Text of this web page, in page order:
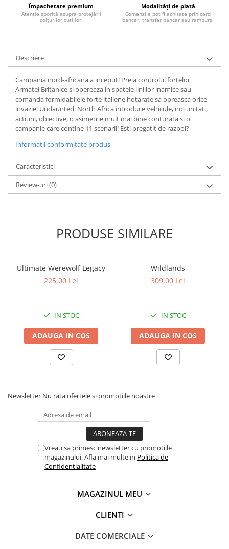
Împachetare premium
Atenție sporită asupra protejării
colțurilor cutiilor.
Modalități de plată
Comenzile pot fi achitate prin card
bancar, transfer bancar sau ramburs.
Descriere
Campania nord-africana a inceput! Preia controlul fortelor
Armatei Britanice si opereaza in spatele liniilor inamice sau
comanda formidabilele forte italiene hotarate sa opreasca orice
invazie! Undaunted: North Africa introduce vehicule, noi unitati,
actiuni, obiective, o asimetrie mult mai bine conturata si o
campanie care contine 11 scenarii! Esti pregatit de razboi?
Informatii conformitate produs
Caracteristici
Review-uri(0)
PRODUSE SIMILARE
Ultimate Werewolf Legacy
225,00 Lei
IN STOC
ADAUGA IN COS
Wildlands
309,00 Lei
IN STOC
ADAUGA IN COS
Newsletter Nu rata ofertele si promotiile noastre
Vreau sa primesc newsletter cu promotiile
magazinului. Afla mai multe in Politica de
Confidentialitate
MAGAZINUL MEU
CLIENTI
DATE COMERCIALE